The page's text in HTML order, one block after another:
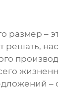
размер –
решать,